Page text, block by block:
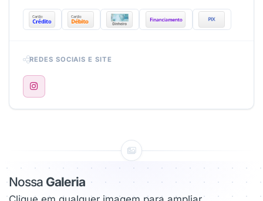
REDES SOCIAIS E SITE
Nossa Galeria